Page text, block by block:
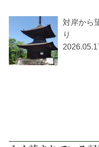
対岸から
り